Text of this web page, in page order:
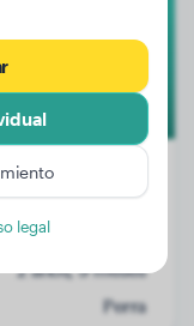
2 años, 9 meses
Perra
legal